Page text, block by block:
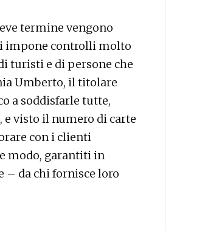
termine vengono
impone controlli molto
turisti e di persone che
Umberto, il titolare
a soddisfarle tutte,
visto il numero di carte
con i clienti
modo, garantiti in
– da chi fornisce loro